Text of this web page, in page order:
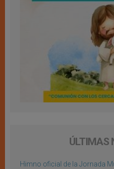
ÚLTIMAS
Himno oficial de la Jornada